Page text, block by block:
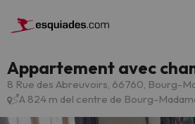
Appartement avec
8 Rue des Abreuvoirs, 66760, Bourg-
A 824 m del centre de Bourg-